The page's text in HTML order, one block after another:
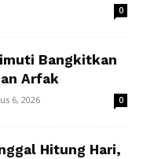
0
Bangkitkan
Arfak
6, 2026 0
Hitung Hari,